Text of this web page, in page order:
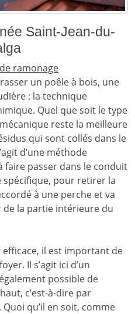
Saint-Jean-du-
ramonage
un poêle à bois, une
: la technique
Quel que soit le type
reste la meilleure
qui sont collés dans le
d’une méthode
passer dans le conduit
spécifique, pour retirer la
à une perche et va
la partie intérieure du
il est important de
Il s’agit ici d’un
possible de
c’est-à-dire par
qu’il en soit, comme